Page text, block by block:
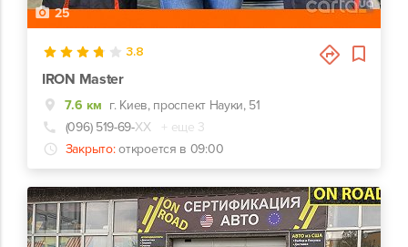
25
3.8
IRON Master
7.6 км г. Киев, проспект Науки, 51
(096) 519-69-ХХ
+ еще 3
Закрыто: откроется в 09:00